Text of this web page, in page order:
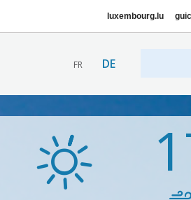
luxembourg.lu
FR DE